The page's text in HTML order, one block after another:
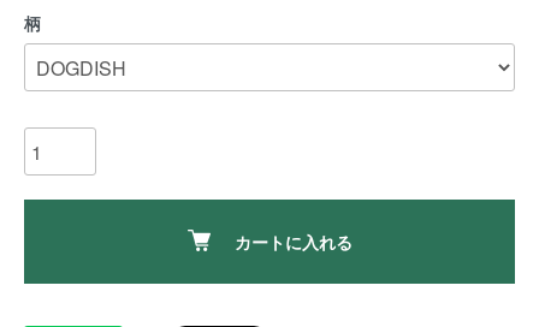
柄
カートに入れる